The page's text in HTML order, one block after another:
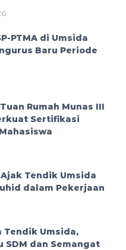
PTMA di Umsida
Baru Periode
Rumah Munas III
Sertifikasi
Tendik Umsida
dalam Pekerjaan
Tendik Umsida,
SDM dan Semangat